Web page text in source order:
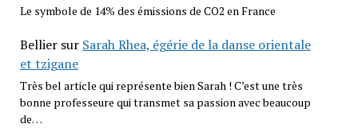
Le symbole de 14% des émissions de CO2 en France
Belliersur Sarah Rhea, égérie de la danse orientale
et tzigane
Très bel article qui représente bien Sarah ! C’est une très
bonne professeure qui transmet sa passion avec beaucoup
de…